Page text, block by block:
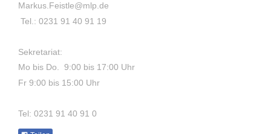
Markus.Feistle@mlp.de
Tel.: 0231 91 40 91 19
Sekretariat:
Mo bis Do. 9:00 bis 17:00 Uhr
Fr 9:00 bis 15:00 Uhr
Tel: 0231 91 40 91 0